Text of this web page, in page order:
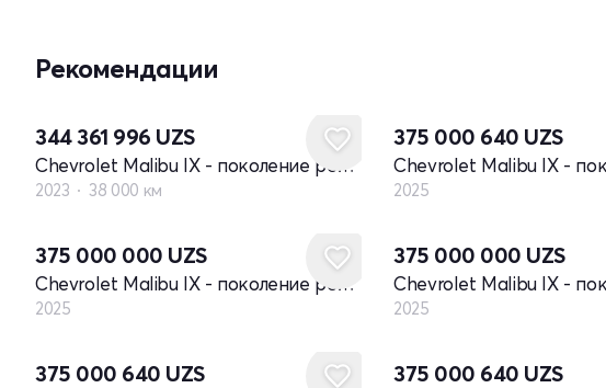
Рекомендации
344 361 996 UZS
Chevrolet Malibu IX - поколение рестайлинг
2023 38 000 км
375 000 640 UZS
2025
375 000 000 UZS
Chevrolet Malibu IX - поколение рестайлинг
2025
375 000 000 UZS
2025
375 000 640 UZS 375 000 640 UZS